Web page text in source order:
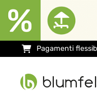
Pagamenti